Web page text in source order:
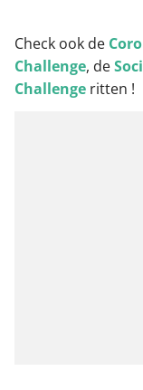
Check ook de
Challenge, de
Challenge ritten !